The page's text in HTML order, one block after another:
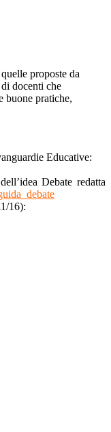
proposte da
docenti che
buone pratiche,
Educative:
Debate redatta
16):